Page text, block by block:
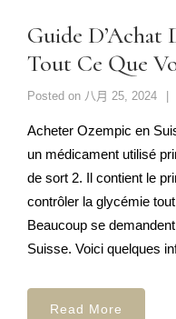
Guide D’Achat
Tout Ce Que
Posted on 八月 25, 2024
Acheter Ozempic en
un médicament utilisé
de sort 2. Il contient le
contrôler la glycémie
Beaucoup se
Suisse. Voici quelques
Read More